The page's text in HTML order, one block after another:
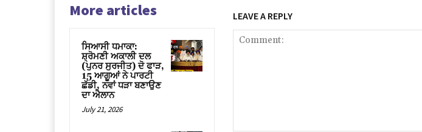
More articles
ਸਿਆਸੀ ਧਮਾਕਾ:
ਸ਼੍ਰੋਮਣੀ ਅਕਾਲੀ ਦਲ
(ਪੁਨਰ ਸੁਰਜੀਤ) ਦੋ ਫਾੜ,
15 ਆਗੂਆਂ ਨੇ ਪਾਰਟੀ
ਛੱਡੀ, ਨਵਾਂ ਧੜਾ ਬਣਾਉਣ
ਦਾ ਐਲਾਨ
July 21, 2026
LEAVE A REPLY